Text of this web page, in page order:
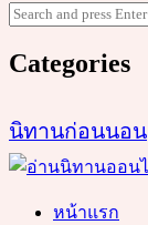
Search
for:
Categories
นิทานก่อนนอน
หน้าแรก